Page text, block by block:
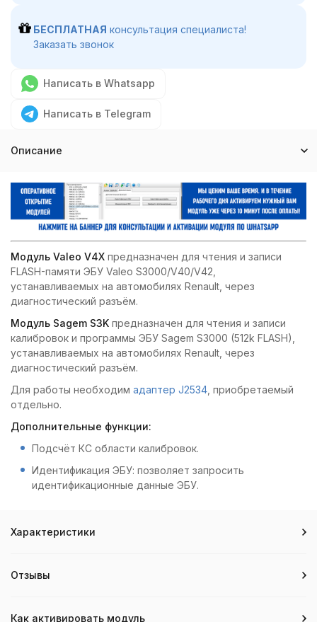
БЕСПЛАТНАЯ консультация специалиста!
Заказать звонок
Написать в Whatsapp
Написать в Telegram
Описание
Модуль Valeo V4X предназначен для чтения и записи
FLASH-памяти ЭБУ Valeo S3000/V40/V42,
устанавливаемых на автомобилях Renault, через
диагностический разъём.
Модуль Sagem S3K предназначен для чтения и записи
калибровок и программы ЭБУ Sagem S3000 (512k FLASH),
устанавливаемых на автомобилях Renault, через
диагностический разъём.
Для работы необходим адаптер J2534 , приобретаемый
отдельно.
Дополнительные функции:
Подсчёт КС области калибровок.
Идентификация ЭБУ: позволяет запросить
идентификационные данные ЭБУ.
Характеристики
Отзывы
Как активировать модуль